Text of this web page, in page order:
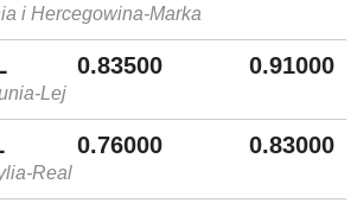
i Hercegowina-Marka
0.83500 0.91000
Lej
0.76000 0.83000
Real